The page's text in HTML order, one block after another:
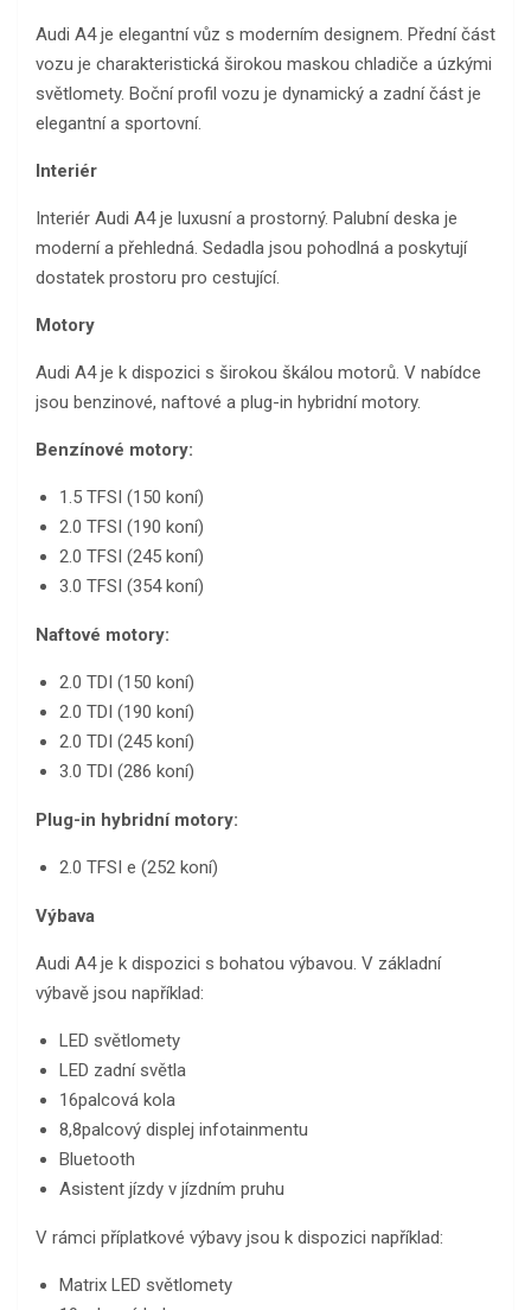
Audi A4 je elegantní vůz s moderním designem. Přední část
vozu je charakteristická širokou maskou chladiče a úzkými
světlomety. Boční profil vozu je dynamický a zadní část je
elegantní a sportovní.
Interiér
Interiér Audi A4 je luxusní a prostorný. Palubní deska je
moderní a přehledná. Sedadla jsou pohodlná a poskytují
dostatek prostoru pro cestující.
Motory
Audi A4 je k dispozici s širokou škálou motorů. V nabídce
jsou benzinové, naftové a plug-in hybridní motory.
Benzínové motory:
1.5 TFSI (150 koní)
2.0 TFSI (190 koní)
2.0 TFSI (245 koní)
3.0 TFSI (354 koní)
Naftové motory:
2.0 TDI (150 koní)
2.0 TDI (190 koní)
2.0 TDI (245 koní)
3.0 TDI (286 koní)
Plug-in hybridní motory:
2.0 TFSI e (252 koní)
Výbava
Audi A4 je k dispozici s bohatou výbavou. V základní
výbavě jsou například:
LED světlomety
LED zadní světla
16palcová kola
8,8palcový displej infotainmentu
Bluetooth
Asistent jízdy v jízdním pruhu
V rámci příplatkové výbavy jsou k dispozici například:
Matrix LED světlomety